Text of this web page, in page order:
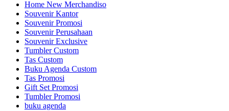
Home New Merchandiso
Souvenir Kantor
Souvenir Promosi
Souvenir Perusahaan
Souvenir Exclusive
Tumbler Custom
Tas Custom
Buku Agenda Custom
Tas Promosi
Gift Set Promosi
Tumbler Promosi
buku agenda